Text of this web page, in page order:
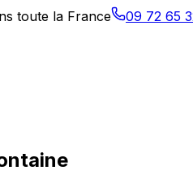
toute la France 09 72 65